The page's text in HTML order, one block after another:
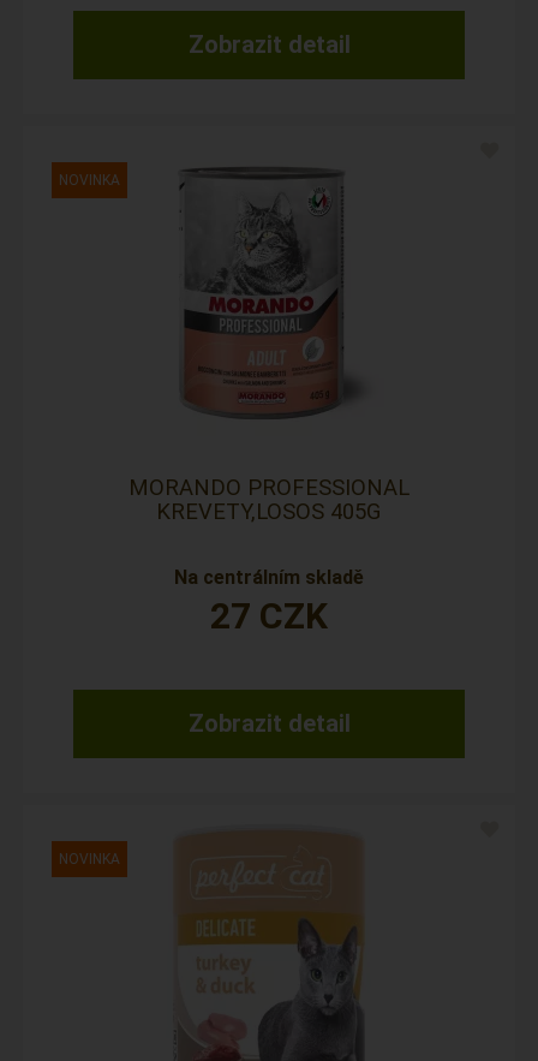
Zobrazit detail
MORANDO PROFESSIONAL
KREVETY,LOSOS 405G
Na centrálním skladě
Zobrazit detail
27 CZK